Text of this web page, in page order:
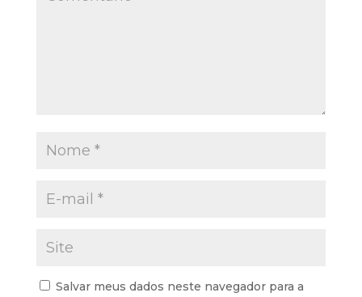
Salvar meus dados neste navegador para a